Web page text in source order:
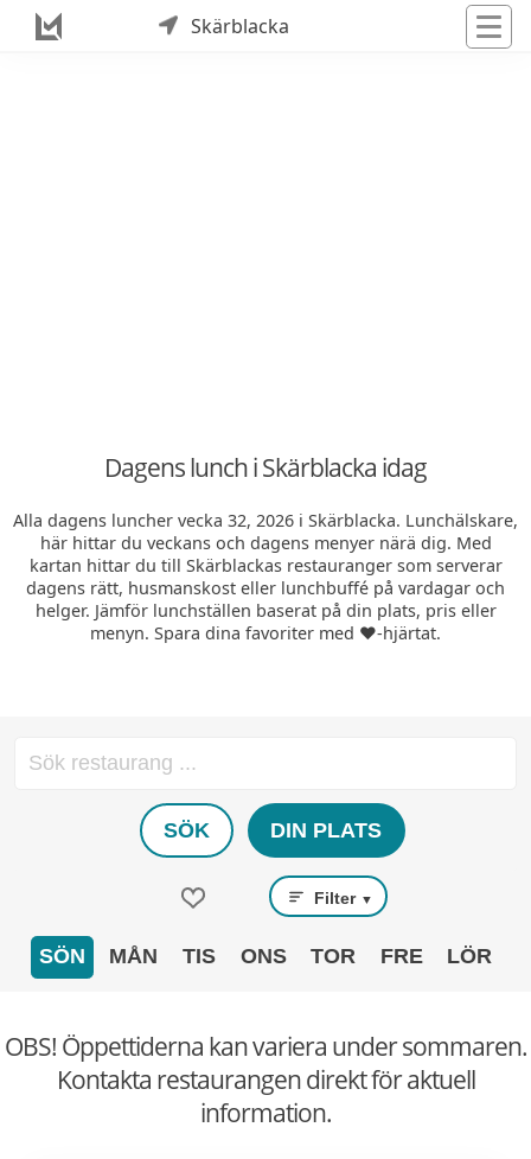
Skärblacka
Dagens lunch i Skärblacka idag
Alla dagens luncher vecka 32, 2026 i Skärblacka. Lunchälskare,
här hittar du veckans och dagens menyer närä dig. Med
kartan hittar du till Skärblackas restauranger som serverar
dagens rätt, husmanskost eller lunchbuffé på vardagar och
helger. Jämför lunchställen baserat på din plats, pris eller
menyn. Spara dina favoriter med ❤️-hjärtat.
SÖK DIN PLATS
Filter ▼
SÖN MÅN TIS ONS TOR FRE LÖR
OBS! Öppettiderna kan variera under sommaren.
Kontakta restaurangen direkt för aktuell
information.